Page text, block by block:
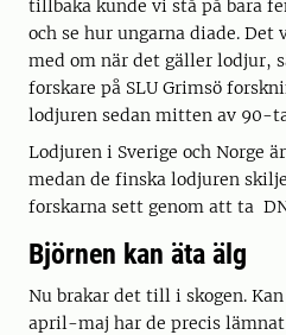
tillbaka kunde vi stå på bara
och se hur ungarna diade.
med om när det gäller lodjur,
forskare på SLU Grimsö
lodjuren sedan mitten av 90-
Lodjuren i Sverige och Norge
medan de finska lodjuren
forskarna sett genom att ta
Björnen kan äta älg
Nu brakar det till i skogen.
april-maj har de precis